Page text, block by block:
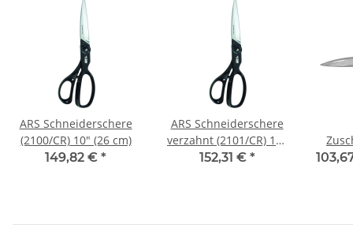
ARS Schneiderschere
(2100/CR) 10" (26 cm)
149,82 € *
ARS Schneiderschere
verzahnt (2101/CR) 10"
(26 cm)
152,31 € *